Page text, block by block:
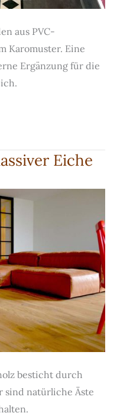
aus PVC-
Karomuster. Eine
Ergänzung für die
Eiche
besticht durch
sind natürliche Äste